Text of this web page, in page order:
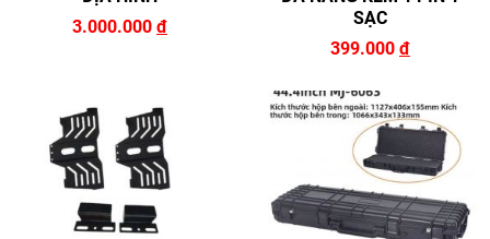
3.000.000 đ
SẠC
399.000 đ